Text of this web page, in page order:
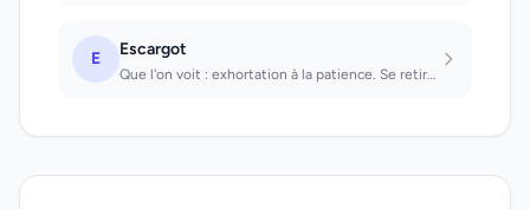
E Escargot
Que l'on voit : exhortation à la patience. Se retirer dans sa coquille : une per...